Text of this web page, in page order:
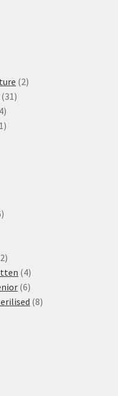
22
31 31
44
produkty
1 1
6
42
produktů
44
produkty
66
produktů
88